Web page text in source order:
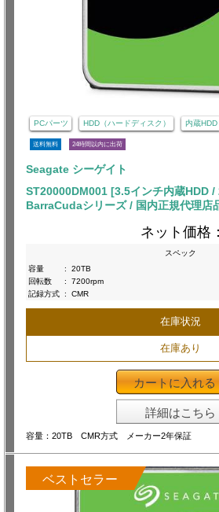
PCパーツ HDD（ハードディスク） 内蔵HDD
送料無料 24時間以内に出荷
Seagate シーゲイト
ST20000DM001 [3.5インチ内蔵HDD
BarraCudaシリーズ / 国内正規代理店
ネット価格：
スペック
容量
:
20TB
回転数
:
7200rpm
記録方式 : CMR
在庫状況
在庫あり
カートに入れる
詳細はこちら
容量：20TB CMR方式 メーカー2年保証
ベストセラー